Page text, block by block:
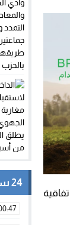
24 ساعة